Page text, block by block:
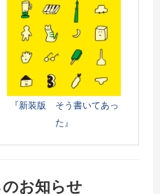
『新装版 そう書いてあっ
た』
お知らせ